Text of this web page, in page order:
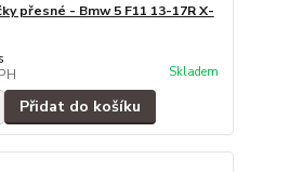
přesné - Bmw 5 F11 13-17R X-
Skladem
Přidat do košíku